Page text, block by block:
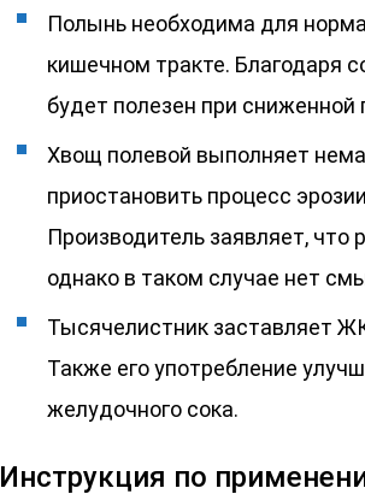
Полынь необходима для
кишечном тракте. Благодаря
будет полезен при сниженной
Хвощ полевой выполняет
приостановить процесс
Производитель заявляет, что
однако в таком случае нет
Тысячелистник заставляет
Также его употребление
желудочного сока.
Инструкция по